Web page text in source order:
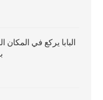
البابا يركع في المكان